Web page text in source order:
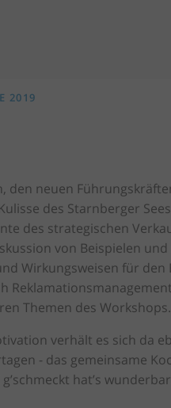
2019
den neuen
des Starnberger
des strategischen
von Beispielen
Wirkungsweisen für den
Themen des Workshops.
verhält es sich da
- das gemeinsame
hat’s